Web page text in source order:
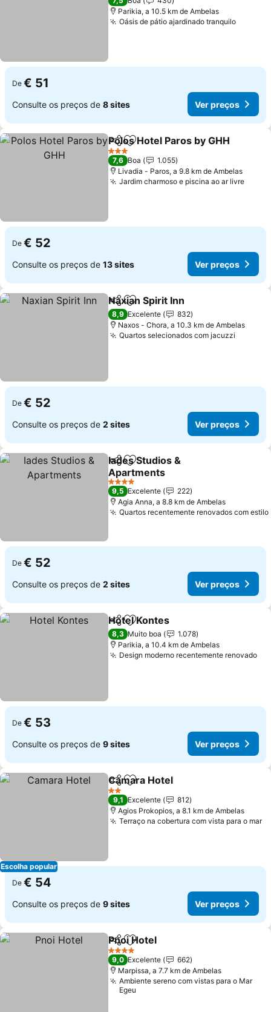
Parikia, a 10.5 km de Ambelas
Oásis de pátio ajardinado tranquiloVer
De € 51
Consulte os preços de 8 sites Ver preços
PartilharAdicionar aos favoritos
Polos Hotel Paros by GHH
3 Estrelas
7,6 Boa
1.055
Livadia - Paros, a 9.8 km de Ambelas
Jardim charmoso e piscina ao ar livreVer
De € 52
Consulte os preços de 13 sites Ver preços
PartilharAdicionar aos favoritos
Naxian Spirit Inn
8,9 Excelente
832
Naxos - Chora, a 10.3 km de Ambelas
Quartos selecionados com jacuzzi
De € 52
Consulte os preços de 2 sites Ver preços
PartilharAdicionar aos favoritos
Iades Studios &
Apartments
Ver preços
4 Estrelas
9,5 Excelente
222
Agia Anna, a 8.8 km de Ambelas
Quartos recentemente renovados com estilo
De € 52
Consulte os preços de 2 sites Ver preços
PartilharAdicionar aos favoritos
Hotel Kontes
8,3 Muito boa
1.078
Parikia, a 10.4 km de Ambelas
Design moderno recentemente renovado
De € 53
Consulte os preços de 9 sites Ver preços
Escolha popular
PartilharAdicionar aos favoritos
Camara Hotel
2 Estrelas
9,1 Excelente
812
Agios Prokopios, a 8.1 km de Ambelas
Terraço na cobertura com vista para o mar
De € 54
Consulte os preços de 9 sites Ver preços
PartilharAdicionar aos favoritos
Pnoi Hotel
4 Estrelas
9,0 Excelente
662
Marpissa, a 7.7 km de Ambelas
Ambiente sereno com vistas para o Mar
Egeu